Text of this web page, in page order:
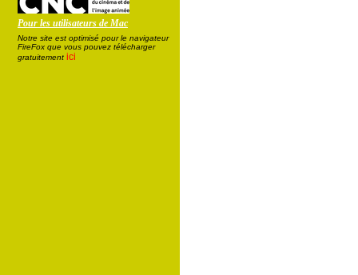
Pour les utilisateurs de Mac
Notre site est optimisé pour le navigateur
FireFox que vous pouvez télécharger
gratuitement ici